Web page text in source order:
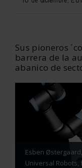
Sus pioneros
barrera de la
abanico de
Esben
Universal